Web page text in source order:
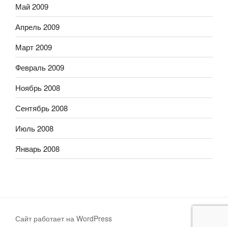
Май 2009
Апрель 2009
Март 2009
Февраль 2009
Ноябрь 2008
Сентябрь 2008
Июль 2008
Январь 2008
Сайт работает на WordPress